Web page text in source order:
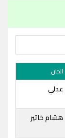
الحان
عدلي
هشام خاتير